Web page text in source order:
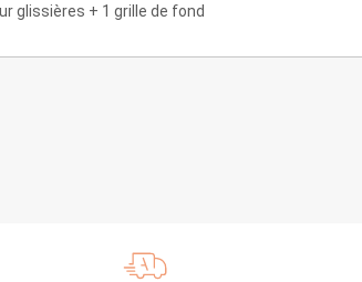
glissières + 1 grille de fond